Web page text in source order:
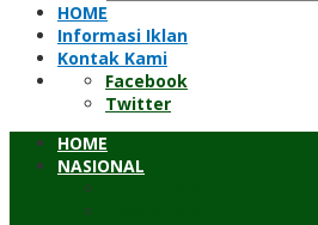
HOME
Informasi Iklan
Kontak Kami
Facebook
Twitter
HOME
NASIONAL